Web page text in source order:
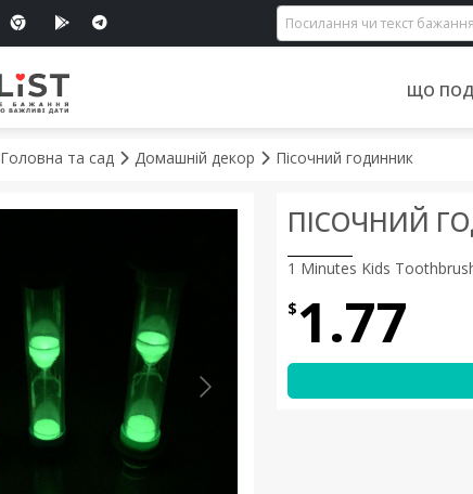
ЩО
Головна та сад Домашній декор Пісочний годинник
ПІСОЧНИЙ
1 Minutes Kids
$ 1.77